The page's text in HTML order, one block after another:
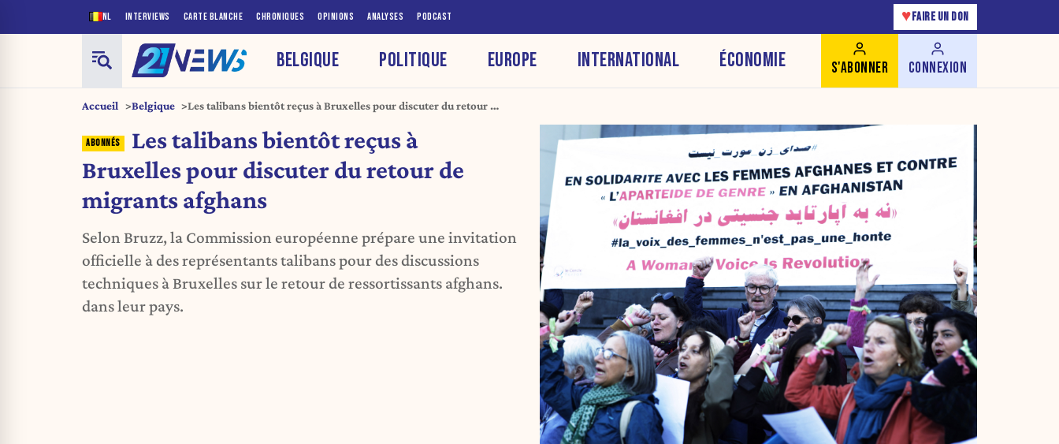
NL INTERVIEWS CARTE BLANCHE CHRONIQUES OPINIONS ANALYSES PODCAST ♥ FAIRE UN DON
BELGIQUE POLITIQUE EUROPE INTERNATIONAL ÉCONOMIE S'ABONNER CONNEXION
Accueil Belgique
Les talibans bientôt reçus à Bruxelles pour discuter du retour de
Les talibans bientôt reçus à
Bruxelles pour discuter du retour de
migrants afghans
Selon Bruzz, la Commission européenne prépare une invitation
officielle à des représentants talibans pour des discussions
techniques à Bruxelles sur le retour de ressortissants afghans.
dans leur pays.